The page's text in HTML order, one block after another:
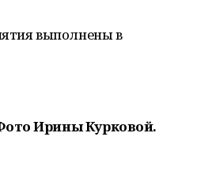
выполнены в
Ирины Курковой.